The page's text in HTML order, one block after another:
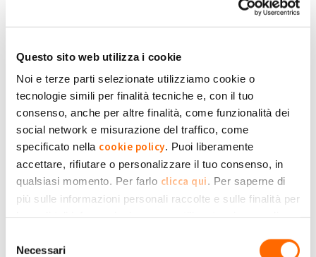
Questo sito web utilizza i cookie
Noi e terze parti selezionate utilizziamo cookie o
tecnologie simili per finalità tecniche e, con il tuo
consenso, anche per altre finalità, come funzionalità dei
social network e misurazione del traffico, come
specificato nella cookie policy. Puoi liberamente
accettare, rifiutare o personalizzare il tuo consenso, in
qualsiasi momento. Per farlo clicca qui. Per saperne di
più sulle informazioni personali raccolte e sulle finalità per
le quali tali informazioni saranno utilizzate, si prega di
delNecessari
0
Torna Su Accedioregistrati
Mar, 25/02/2025 - 09:05
Giuseppe95
Info pagamenti nuovo impianto Risposta
Buongiorno Stefano
a mio modesto parere essendo utente GSE da 6 anni, avendo
installato l'impianto nel febbraio 2024, i pagamenti da Lei
ricevuti sono giusti ( ovviamente non essendo io a conoscenza di dati di
GSE cosa che si ripetera' nel corso degli anni, poi a novembre viene fatto